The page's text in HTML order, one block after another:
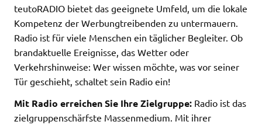
teutoRADIO bietet das geeignete Umfeld, um die lokale
Kompetenz der Werbungtreibenden zu untermauern.
Radio ist für viele Menschen ein täglicher Begleiter. Ob
brandaktuelle Ereignisse, das Wetter oder
Verkehrshinweise: Wer wissen möchte, was vor seiner
Tür geschieht, schaltet sein Radio ein!
Mit Radio erreichen Sie Ihre Zielgruppe: Radio ist das
zielgruppenschärfste Massenmedium. Mit ihrer